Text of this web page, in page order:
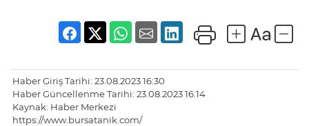
Haber Giriş Tarihi: 23.08.2023 16:30
Haber Güncellenme Tarihi: 23.08.2023 16:14
Kaynak: Haber Merkezi
https://www.bursatanik.com/